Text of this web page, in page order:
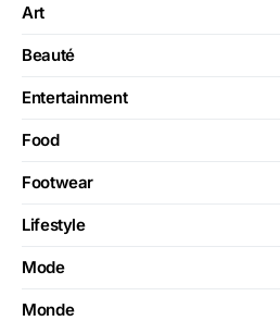
Art
Beauté
Entertainment
Food
Footwear
Lifestyle
Mode
Monde